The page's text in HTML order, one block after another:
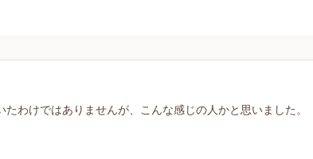
わけではありませんが、こんな感じの人かと思いました。